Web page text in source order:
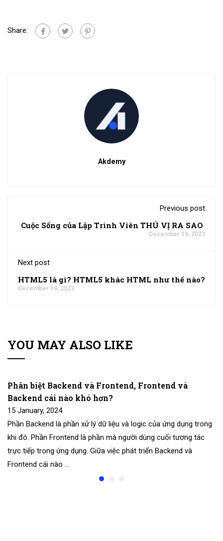
Share:
Akdemy
Previous post
Cuộc Sống của Lập Trình Viên THÚ VỊ RA SAO
December 18, 2023
Next post
HTML5 là gì? HTML5 khác HTML như thế nào?
December 19, 2023
YOU MAY ALSO LIKE
Phân biệt Backend và Frontend, Frontend và
Backend cái nào khó hơn?
15 January, 2024
Phần Backend là phần xử lý dữ liệu và logic của ứng dụng trong
khi đó. Phần Frontend là phần mà người dùng cuối tương tác
trực tiếp trong ứng dụng. Giữa việc phát triển Backend và
Frontend cái nào …